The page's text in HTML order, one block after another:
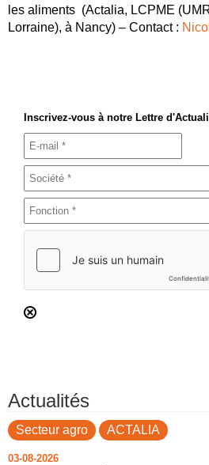
les aliments (Actalia, LCPME
Lorraine), à Nancy) – Contact :
Inscrivez-vous à notre Lettre
Actualités
Secteur agro ACTALIA
03-08-2026